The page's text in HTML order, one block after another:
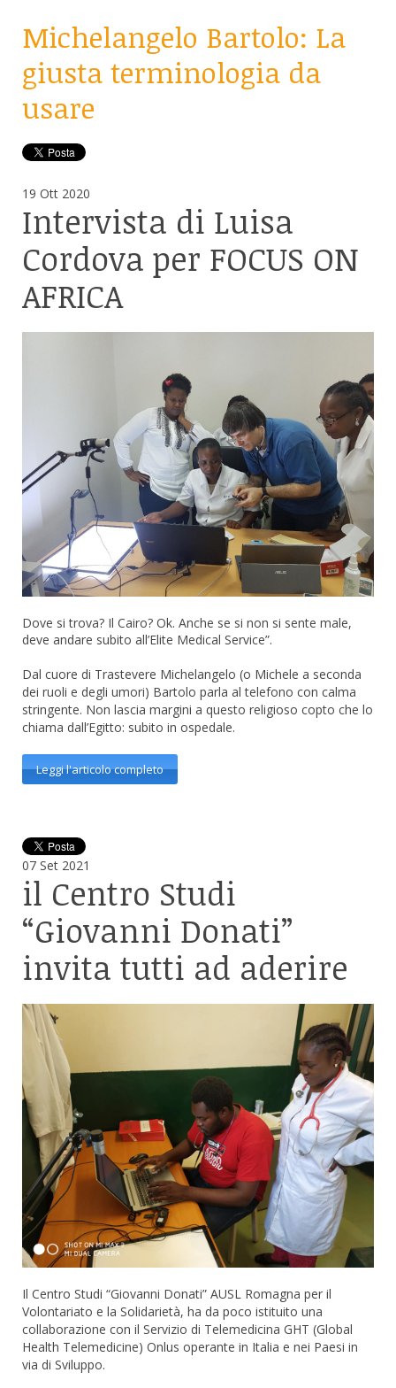
Michelangelo Bartolo: La
giusta terminologia da
usare
19 Ott 2020
Intervista di Luisa
Cordova per FOCUS ON
AFRICA
Dove si trova? Il Cairo? Ok. Anche se si non si sente male,
deve andare subito all’Elite Medical Service”.
Dal cuore di Trastevere Michelangelo (o Michele a seconda
dei ruoli e degli umori) Bartolo parla al telefono con calma
stringente. Non lascia margini a questo religioso copto che lo
chiama dall’Egitto: subito in ospedale.
Leggi l'articolo completo
07 Set 2021
il Centro Studi
“Giovanni Donati”
invita tutti ad aderire
Il Centro Studi “Giovanni Donati” AUSL Romagna per il
Volontariato e la Solidarietà, ha da poco istituito una
collaborazione con il Servizio di Telemedicina GHT (Global
Health Telemedicine) Onlus operante in Italia e nei Paesi in
via di Sviluppo.